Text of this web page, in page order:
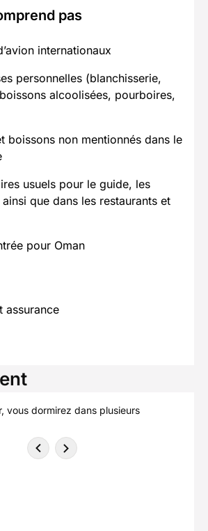
pas
internationaux
personnelles (blanchisserie,
alcoolisées, pourboires,
boissons non mentionnés dans le
usuels pour le guide, les
que dans les restaurants et
pour Oman
assurance
vous dormirez dans plusieurs